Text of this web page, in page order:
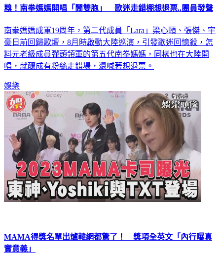
糗！南拳媽媽開唱「鬧雙胞」 歌迷走錯棚想退票..團員發聲
南拳媽媽成軍19周年，第二代成員「Lara」梁心頤、張傑、宇
豪日前回歸歌壇，8月時啟動大陸巡演，引發歌迷回憶殺，怎
料元老級成員彈頭領軍的第五代南拳媽媽，同樣也在大陸開
唱，就釀成有粉絲走錯場，還喊著想退票。
娛樂
MAMA得獎名單出爐韓網都驚了！ 獎項全英文「內行曝真
實意義」